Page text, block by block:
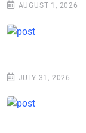
AUGUST 1, 2026
JULY 31, 2026